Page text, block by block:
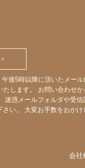
後5時以降に頂いたメール
たします。 お問い合わせか
迷惑メールフォルダや受信
さい。 大変お手数をおかけ
会社